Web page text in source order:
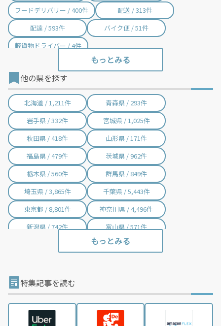
フードデリバリー / 400件
配送 / 313件
配達 / 593件
バイク便 / 51件
軽貨物ドライバー / 4件
他の県を探す
北海道 / 1,211件
青森県 / 293件
岩手県 / 332件
宮城県 / 1,025件
秋田県 / 418件
山形県 / 171件
福島県 / 479件
茨城県 / 962件
栃木県 / 560件
群馬県 / 849件
埼玉県 / 3,865件
千葉県 / 5,443件
東京都 / 8,801件
神奈川県 / 4,496件
新潟県 / 742件
富山県 / 571件
福井県 / 381件
岐阜県 / 846件
愛知県 / 2,970件
三重県 / 996件
滋賀県 / 645件
京都府 / 1,394件
特集記事を読む